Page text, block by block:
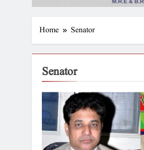
Home Senator
Senator